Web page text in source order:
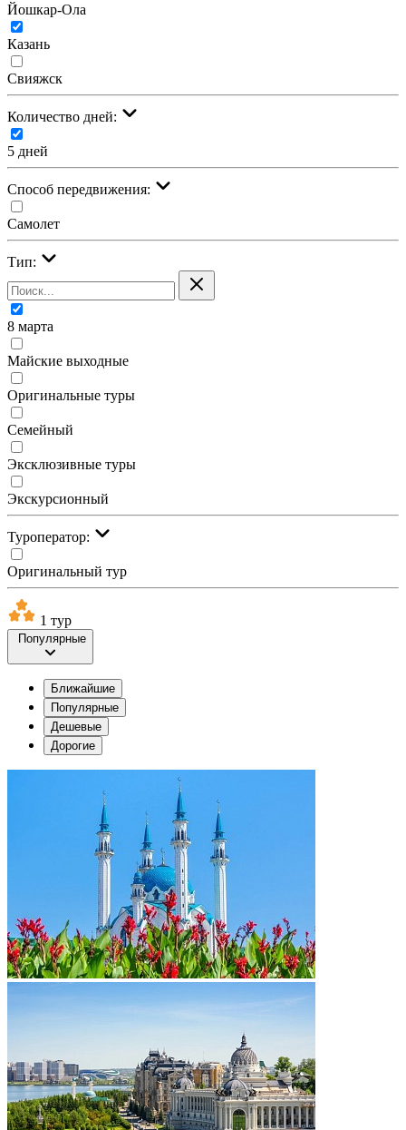
Йошкар-Ола
Казань
Свияжск
Количество дней:
5 дней
Cпособ передвижения:
Самолет
Тип:
8 марта
Майские выходные
Оригинальные туры
Семейный
Эксклюзивные туры
Экскурсионный
Туроператор:
Оригинальный тур
1 тур
Популярные
Ближайшие
Популярные
Дешевые
Дорогие